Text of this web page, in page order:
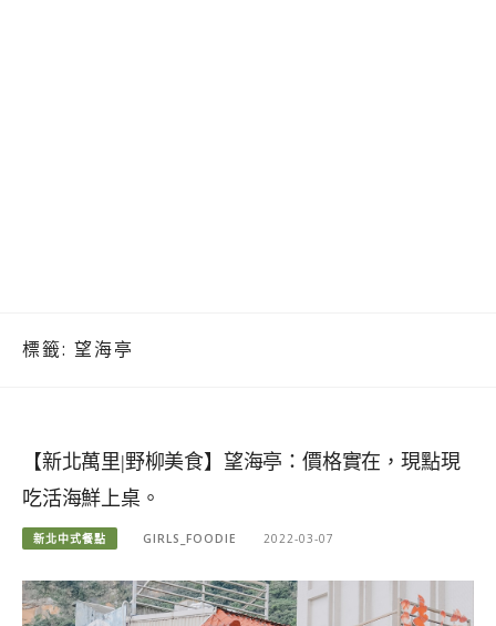
標籤: 望海亭
【新北萬里|野柳美食】望海亭：價格實在，現點現
吃活海鮮上桌。
新北中式餐點 GIRLS_FOODIE 2022-03-07